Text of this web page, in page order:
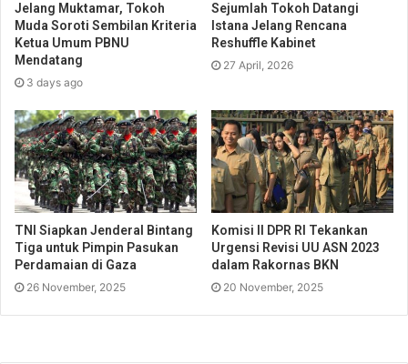
Jelang Muktamar, Tokoh
Muda Soroti Sembilan Kriteria
Ketua Umum PBNU
Mendatang
3 days ago
Sejumlah Tokoh Datangi
Istana Jelang Rencana
Reshuffle Kabinet
27 April, 2026
TNI Siapkan Jenderal Bintang
Tiga untuk Pimpin Pasukan
Perdamaian di Gaza
26 November, 2025
Komisi II DPR RI Tekankan
Urgensi Revisi UU ASN 2023
dalam Rakornas BKN
20 November, 2025